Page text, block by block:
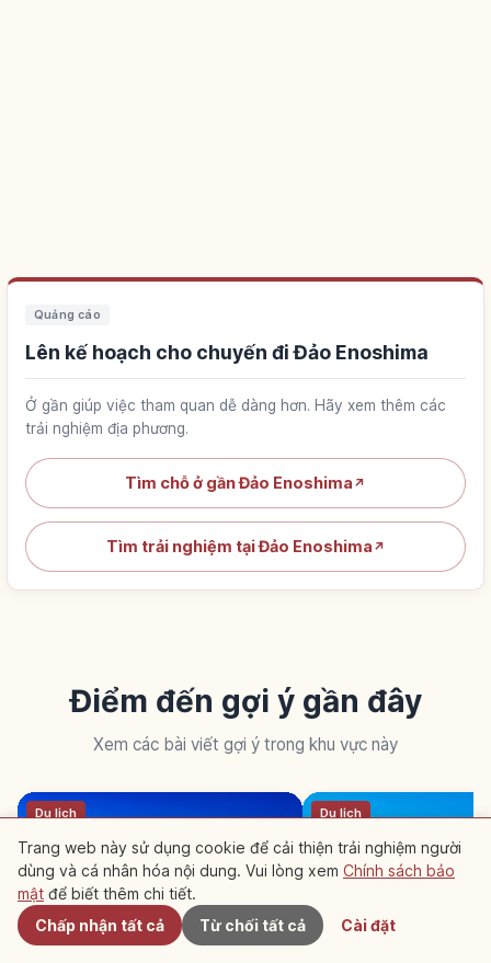
Quảng cáo
Lên kế hoạch cho chuyến đi Đảo Enoshima
Ở gần giúp việc tham quan dễ dàng hơn. Hãy xem thêm các
trải nghiệm địa phương.
Tìm chỗ ở gần Đảo Enoshima ↗
Tìm trải nghiệm tại Đảo Enoshima ↗
Điểm đến gợi ý gần đây
Xem các bài viết gợi ý trong khu vực này
Du lịch Du lịch
Gần đây
Tìm hiểu về Du lịch Khám phá Kanagawa
Trang web này sử dụng cookie để cải thiện trải nghiệm người
dùng và cá nhân hóa nội dung. Vui lòng xem Chính sách bảo
mật để biết thêm chi tiết.
Chấp nhận tất cả
Từ chối tất cả Cài đặt